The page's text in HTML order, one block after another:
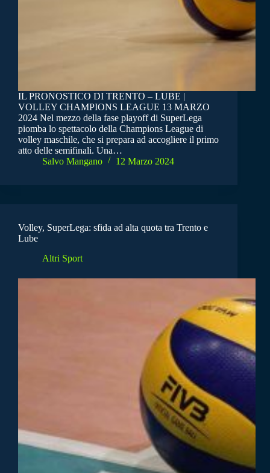
IL PRONOSTICO DI TRENTO – LUBE |
VOLLEY CHAMPIONS LEAGUE 13 MARZO
2024 Nel mezzo della fase playoff di SuperLega
piomba lo spettacolo della Champions League di
volley maschile, che si prepara ad accogliere il primo
atto delle semifinali. Una…
Salvo Mangano
12 Marzo 2024
Volley, SuperLega: sfida ad alta quota tra Trento e
Lube
Altri Sport